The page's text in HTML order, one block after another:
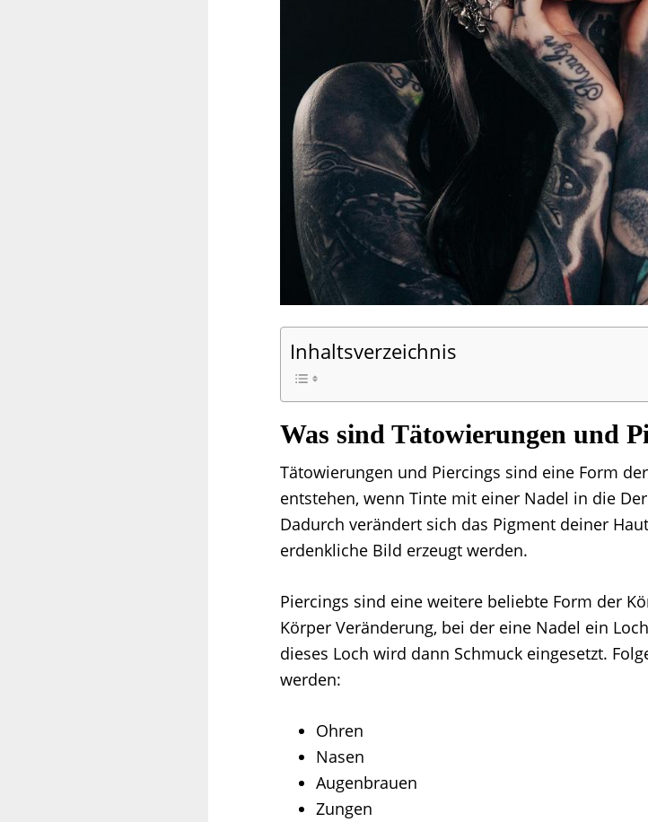
Inhaltsverzeichnis
Was sind Tätowierungen und
Tätowierungen und Piercings sind eine Form
entstehen, wenn Tinte mit einer Nadel in die
Dadurch verändert sich das Pigment deiner
erdenkliche Bild erzeugt werden.
Piercings sind eine weitere beliebte Form der
Körper Veränderung, bei der eine Nadel ein
dieses Loch wird dann Schmuck eingesetzt.
werden:
Ohren
Nasen
Augenbrauen
Zungen